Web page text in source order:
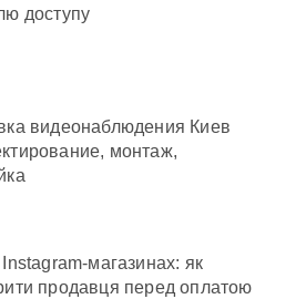
доступу
видеонаблюдения Киев
монтаж,
магазинах: як
продавця перед оплатою